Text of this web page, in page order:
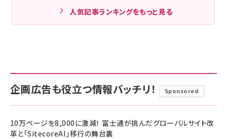
人気記事ランキングをもっと見る
企画広告も役立つ情報バッチリ！ Sponsored
10万ページを8,000に激減！ 富士通が挑んだグローバルサイト改
革と「SitecoreAI」移行の舞台裏